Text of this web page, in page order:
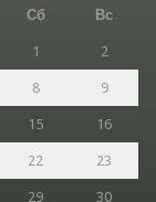
Сб Вс
1 2
8 9
15 16
22 23
29 30